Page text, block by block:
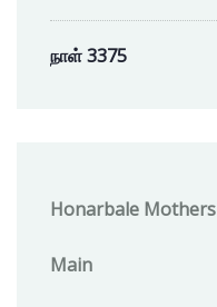
நாள் 3375
Honarbale Mothers
Main